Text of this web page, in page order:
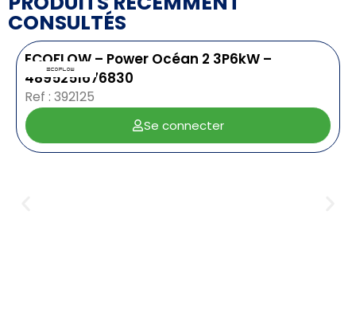
CONSULTÉS
ECOFLOW – Power Océan 2 3P6kW –
4895251676830
Ref : 392125
Se connecter